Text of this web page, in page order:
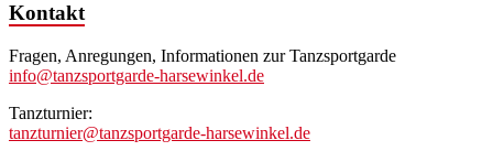
Kontakt
Fragen, Anregungen, Informationen zur Tanzsportgarde
info@tanzsportgarde-harsewinkel.de
Tanzturnier:
tanzturnier@tanzsportgarde-harsewinkel.de